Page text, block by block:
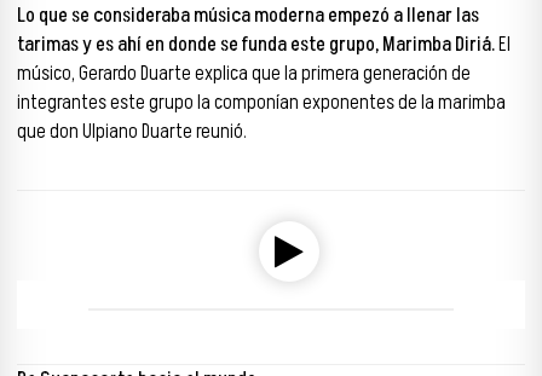
Lo que se consideraba música moderna empezó a llenar las
tarimas y es ahí en donde se funda este grupo, Marimba Diriá.El
músico, Gerardo Duarte explica que la primera generación de
integrantes este grupo la componían exponentes de la marimba
que don Ulpiano Duarte reunió.